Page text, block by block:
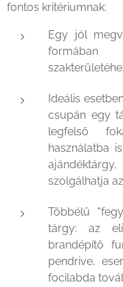
fontos kritériumnak:
Egy jól
formában
Ideális
csupán egy
legfelső
használatba
szolgálhatja
Többélű
tárgy: az
brandépítő
pendrive,
focilabda